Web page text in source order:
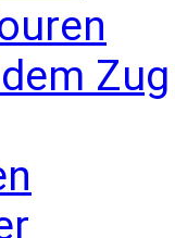
Zug